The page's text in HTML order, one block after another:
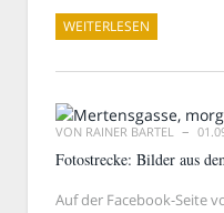
WEITERLESEN
VON RAINER BARTEL
Fotostrecke: Bilder aus
Auf der Facebook-Seite